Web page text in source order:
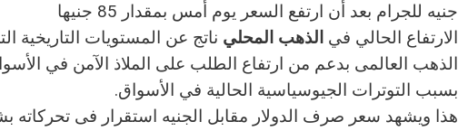
جنيه للجرام بعد أن ارتفع السعر يوم أمس بمقدار 85 جنيها
الارتفاع الحالي في الذهب المحلي ناتج عن المستويات التاريخية
الذهب العالمى بدعم من ارتفاع الطلب على الملاذ الآمن في
بسبب التوترات الجيوسياسية الحالية في الأسواق.
هذا ويشهد سعر صرف الدولار مقابل الجنيه استقرار فى تحركاته